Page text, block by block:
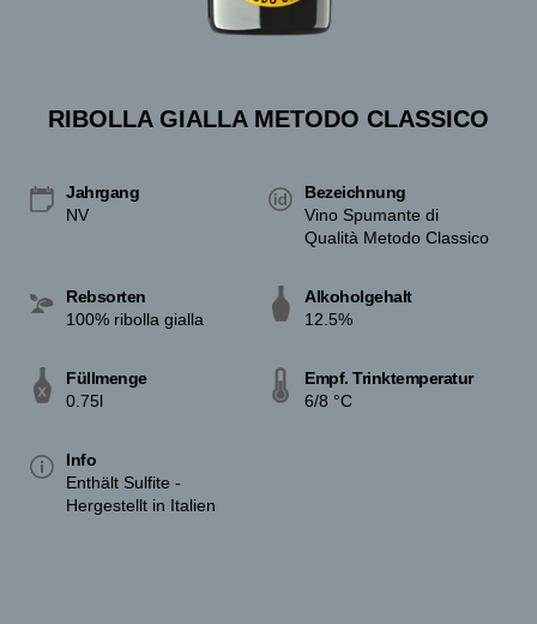
RIBOLLA GIALLA METODO CLASSICO
Jahrgang
NV
Bezeichnung
Vino Spumante di
Qualità Metodo Classico
Rebsorten
100% ribolla gialla
Alkoholgehalt
12.5%
Füllmenge
0.75l
Empf. Trinktemperatur
6/8 °C
Info
Enthält Sulfite -
Hergestellt in Italien